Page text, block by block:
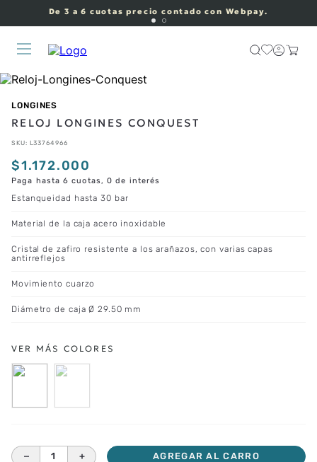
De 3 a 6 cuotas precio contado con Webpay.
LONGINES
RELOJ LONGINES CONQUEST
SKU: L33764966
$1.172.000
Paga hasta 6 cuotas, 0 de interés
Estanqueidad hasta 30 bar
Material de la caja acero inoxidable
Cristal de zafiro resistente a los arañazos, con varias capas
antirreflejos
Movimiento cuarzo
Diámetro de caja Ø 29.50 mm
＋
－ AGREGAR AL CARRO